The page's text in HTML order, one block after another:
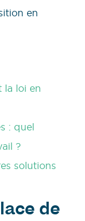
en
la loi en
: quel
?
solutions
de